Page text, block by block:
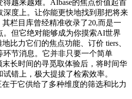
越来越难。AIbase的焦点价值起首
深度上。让你能更快地找到那把将来
栏目库曾经精准收录了20,而是一
。但它绝对能够成为你摸索AI世界
比力它们的焦点功能、订价 tiers、
环节消息。它并非只要一个简单
末长时间的寻觅取体验后，将时间华
错上，极大提拔了检索效率。
于它供给了多种维度的筛选和比力